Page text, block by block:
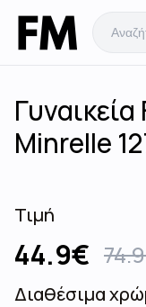
Minrelle
Τιμή
44.9€ 74.9
Διαθέσιμα